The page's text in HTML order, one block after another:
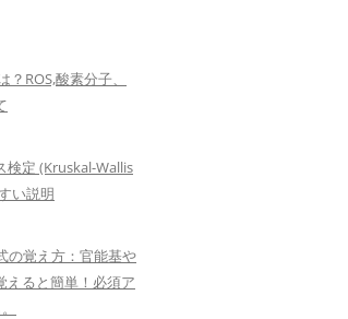
ROS,酸素分子、
検定 (Kruskal-Wallis
い説明
の覚え方：官能基や
えると簡単！必須ア